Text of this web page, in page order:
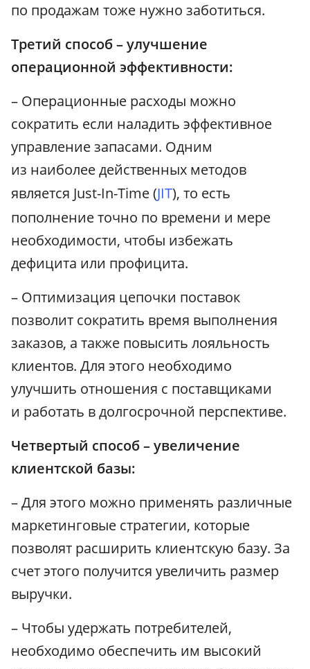
по продажам тоже нужно заботиться.
Третий способ – улучшение
операционной эффективности:
– Операционные расходы можно
сократить если наладить эффективное
управление запасами. Одним
из наиболее действенных методов
является Just-In-Time (JIT), то есть
пополнение точно по времени и мере
необходимости, чтобы избежать
дефицита или профицита.
– Оптимизация цепочки поставок
позволит сократить время выполнения
заказов, а также повысить лояльность
клиентов. Для этого необходимо
улучшить отношения с поставщиками
и работать в долгосрочной перспективе.
Четвертый способ – увеличение
клиентской базы:
– Для этого можно применять различные
маркетинговые стратегии, которые
позволят расширить клиентскую базу. За
счет этого получится увеличить размер
выручки.
– Чтобы удержать потребителей,
необходимо обеспечить им высокий